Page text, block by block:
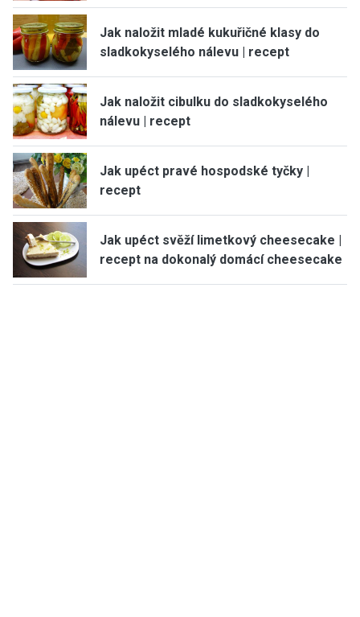
Jak naložit mladé kukuřičné klasy do
sladkokyselého nálevu | recept
Jak naložit cibulku do sladkokyselého
nálevu | recept
Jak upéct pravé hospodské tyčky |
recept
Jak upéct svěží limetkový cheesecake |
recept na dokonalý domácí cheesecake